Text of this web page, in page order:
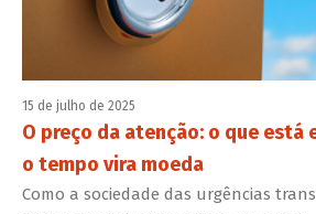
15 de julho de 2025
O preço da atenção: o que está
o tempo vira moeda
Como a sociedade das urgências